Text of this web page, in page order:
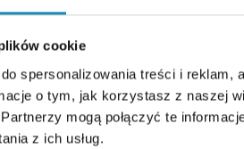
cookie
spersonalizowania treści i reklam,
o tym, jak korzystasz z naszej
mogą połączyć te
z ich usług.
– krok
od analizy, potem dobierz środki.